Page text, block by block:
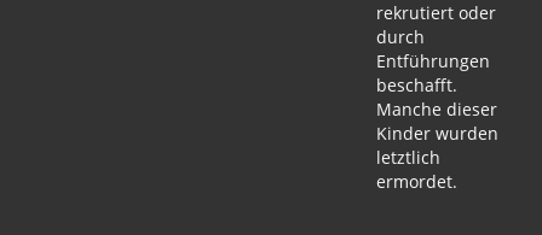
rekrutiert oder
durch
Entführungen
beschafft.
Manche dieser
Kinder wurden
letztlich
ermordet.